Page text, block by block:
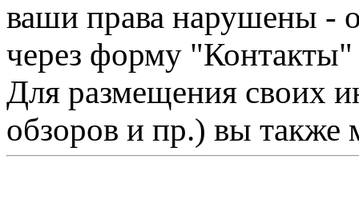
ваши права нарушены -
через форму "Контакты"
Для размещения своих
обзоров и пр.) вы также